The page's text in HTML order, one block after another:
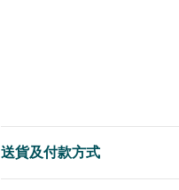
送貨及付款方式